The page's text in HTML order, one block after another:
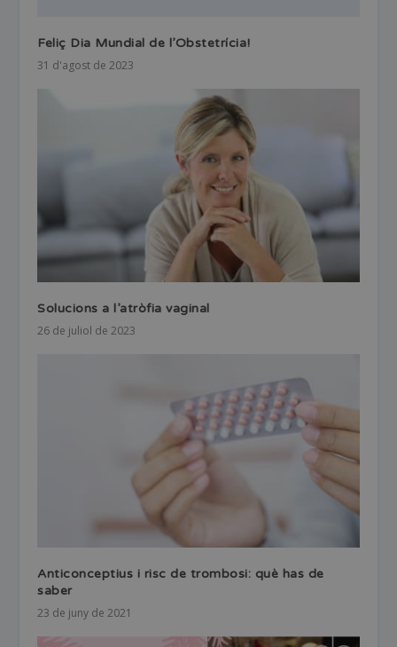
Feliç Dia Mundial de l’Obstetrícia!
31 d'agost de 2023
Solucions a l’atròfia vaginal
26 de juliol de 2023
Anticonceptius i risc de trombosi: què has de
saber
23 de juny de 2021